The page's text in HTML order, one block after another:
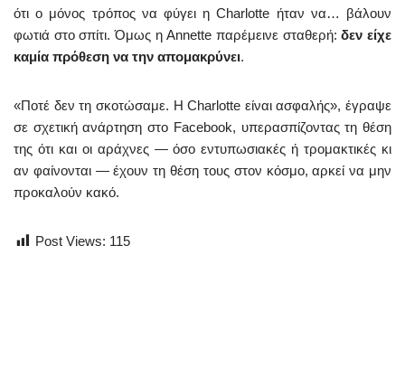
ότι ο μόνος τρόπος να φύγει η Charlotte ήταν να… βάλουν
φωτιά στο σπίτι. Όμως η Annette παρέμεινε σταθερή:δεν είχε
καμία πρόθεση να την απομακρύνει.
«Ποτέ δεν τη σκοτώσαμε. Η Charlotte είναι ασφαλής», έγραψε
σε σχετική ανάρτηση στο Facebook, υπερασπίζοντας τη θέση
της ότι και οι αράχνες — όσο εντυπωσιακές ή τρομακτικές κι
αν φαίνονται — έχουν τη θέση τους στον κόσμο, αρκεί να μην
προκαλούν κακό.
Post Views: 115